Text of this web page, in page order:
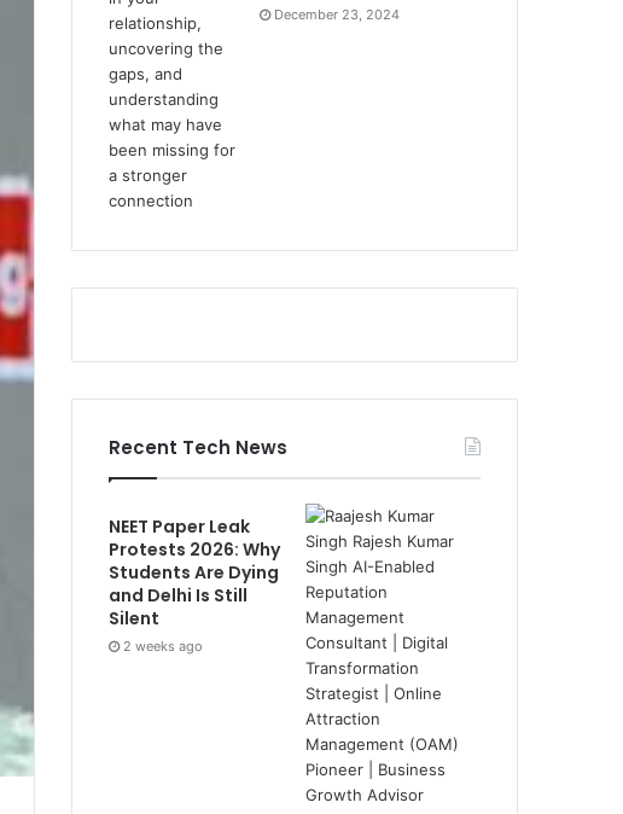
December 23, 2024
Recent Tech News
NEET Paper Leak
Protests 2026: Why
Students Are Dying
and Delhi Is Still
Silent
2 weeks ago